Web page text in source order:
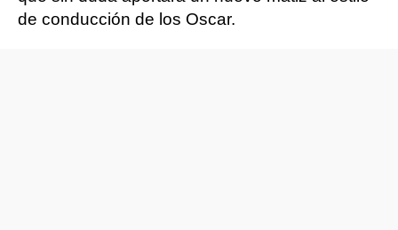
de conducción de los Oscar.